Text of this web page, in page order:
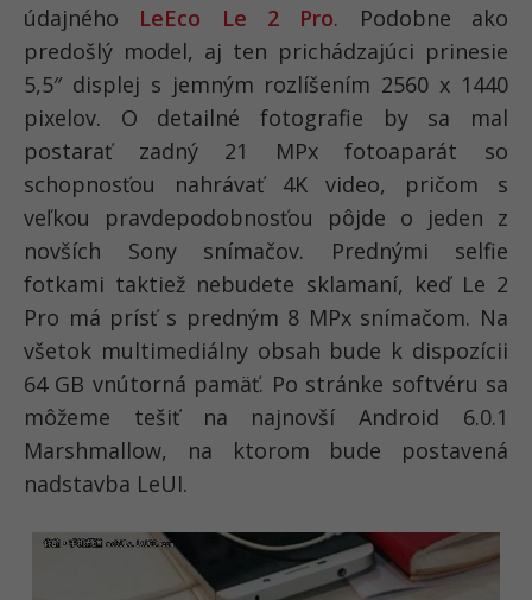
údajného LeEco Le 2 Pro. Podobne ako
predošlý model, aj ten prichádzajúci prinesie
5,5″ displej s jemným rozlíšením 2560 x 1440
pixelov. O detailné fotografie by sa mal
postarať zadný 21 MPx fotoaparát so
schopnosťou nahrávať 4K video, pričom s
veľkou pravdepodobnosťou pôjde o jeden z
novších Sony snímačov. Prednými selfie
fotkami taktiež nebudete sklamaní, keď Le 2
Pro má prísť s predným 8 MPx snímačom. Na
všetok multimediálny obsah bude k dispozícii
64 GB vnútorná pamäť. Po stránke softvéru sa
môžeme tešiť na najnovší Android 6.0.1
Marshmallow, na ktorom bude postavená
nadstavba LeUI.